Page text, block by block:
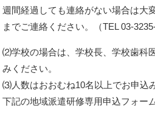
週間経過しても連絡がない場合は大
までご連絡ください。（TEL 03-3235-
⑵学校の場合は、学校長、学校歯科
みください。
⑶人数はおおむね10名以上でお申込
下記の地域派遣研修専用申込フォー